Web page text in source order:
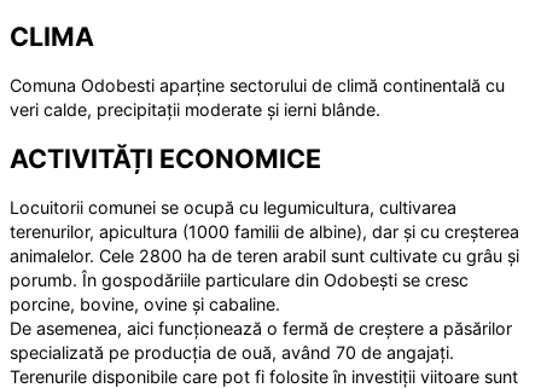
CLIMA
Comuna Odobesti aparține sectorului de climă continentală cu
veri calde, precipitații moderate și ierni blânde.
ACTIVITĂȚI ECONOMICE
Locuitorii comunei se ocupă cu legumicultura, cultivarea
terenurilor, apicultura (1000 familii de albine), dar și cu creșterea
animalelor. Cele 2800 ha de teren arabil sunt cultivate cu grâu și
porumb. În gospodăriile particulare din Odobești se cresc
porcine, bovine, ovine și cabaline.
De asemenea, aici funcționează o fermă de creștere a păsărilor
specializată pe producția de ouă, având 70 de angajați.
Terenurile disponibile care pot fi folosite în investiții viitoare sunt